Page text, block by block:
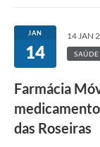
JAN
14
14 JAN
SAÚDE
Farmácia
das Roseiras